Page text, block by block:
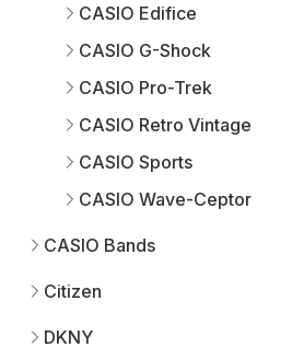
CASIO Edifice
CASIO G-Shock
CASIO Pro-Trek
CASIO Retro Vintage
CASIO Sports
CASIO Wave-Ceptor
CASIO Bands
Citizen
DKNY